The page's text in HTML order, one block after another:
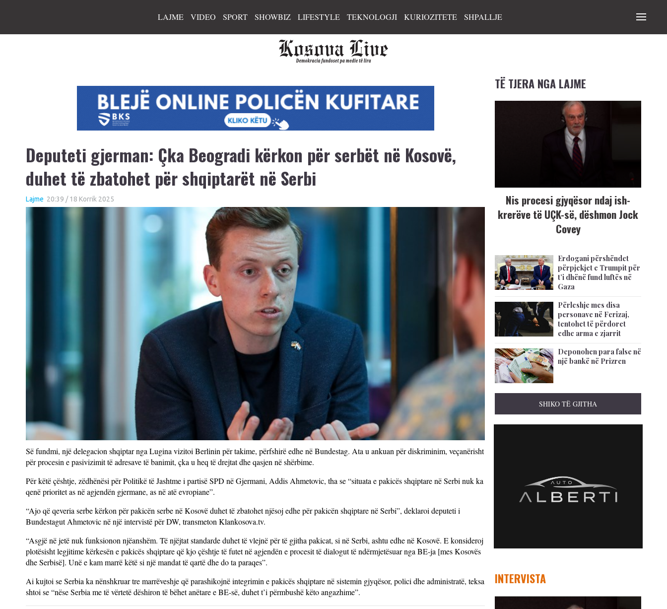
LAJME VIDEO SPORT SHOWBIZ LIFESTYLE TEKNOLOGJI KURIOZITETE SHPALLJE
Deputeti gjerman: Çka Beogradi kërkon për serbët në Kosovë,
duhet të zbatohet për shqiptarët në Serbi
Lajme 20:39 / 18 Korrik 2025
Së fundmi, një delegacion shqiptar nga Lugina vizitoi Berlinin për takime, përfshirë edhe në Bundestag. Ata u ankuan për diskriminim, veçanërisht
për procesin e pasivizimit të adresave të banimit, çka u heq të drejtat dhe qasjen në shërbime.
Për këtë çështje, zëdhënësi për Politikë të Jashtme i partisë SPD në Gjermani, Addis Ahmetovic, tha se “situata e pakicës shqiptare në Serbi nuk ka
qenë prioritet as në agjendën gjermane, as në atë evropiane”.
“Ajo që qeveria serbe kërkon për pakicën serbe në Kosovë duhet të zbatohet njësoj edhe për pakicën shqiptare në Serbi”, deklaroi deputeti i
Bundestagut Ahmetovic në një intervistë për DW, transmeton Klankosova.tv.
“Asgjë në jetë nuk funksionon njëanshëm. Të njëjtat standarde duhet të vlejnë për të gjitha pakicat, si në Serbi, ashtu edhe në Kosovë. E konsideroj
plotësisht legjitime kërkesën e pakicës shqiptare që kjo çështje të futet në agjendën e procesit të dialogut të ndërmjetësuar nga BE-ja [mes Kosovës
dhe Serbisë]. Unë e kam marrë këtë si një mandat të qartë dhe do ta paraqes”.
Ai kujtoi se Serbia ka nënshkruar tre marrëveshje që parashikojnë integrimin e pakicës shqiptare në sistemin gjyqësor, polici dhe administratë, teksa
shtoi se “nëse Serbia me të vërtetë dëshiron të bëhet anëtare e BE-së, duhet t’i përmbushë këto angazhime”.
TË TJERA NGA LAJME
Nis procesi gjyqësor ndaj ish-
krerëve të UÇK-së, dëshmon Jock
Covey
Erdogani përshëndet
përpjekjet e Trumpit për
t’i dhënë fund luftës në
Gaza
Përleshje mes disa
personave në Ferizaj,
tentohet të përdoret
edhe arma e zjarrit
Deponohen para false në
një bankë në Prizren
SHIKO TË GJITHA
INTERVISTA